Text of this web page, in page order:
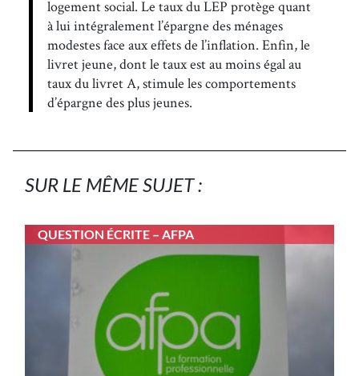
logement social. Le taux du LEP protège quant
à lui intégralement l’épargne des ménages
modestes face aux effets de l’inflation. Enfin, le
livret jeune, dont le taux est au moins égal au
taux du livret A, stimule les comportements
d’épargne des plus jeunes.
SUR LE MÊME SUJET :
QUESTION ÉCRITE – AFPA